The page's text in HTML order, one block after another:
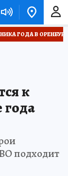
ГОДА В
к
подходит